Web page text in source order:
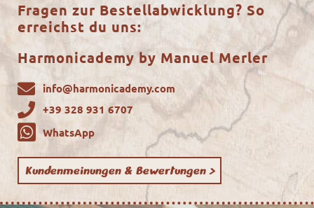
Fragen zur Bestellabwicklung? So
erreichst du uns:
Harmonicademy by Manuel Merler
info@harmonicademy.com
+39 328 931 6707
WhatsApp
Kundenmeinungen & Bewertungen >